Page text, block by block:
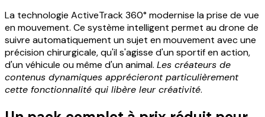
La technologie ActiveTrack 360° modernise la prise de vue
en mouvement. Ce système intelligent permet au drone de
suivre automatiquement un sujet en mouvement avec une
précision chirurgicale, qu'il s'agisse d'un sportif en action,
d'un véhicule ou même d'un animal. Les créateurs de
contenus dynamiques apprécieront particulièrement
cette fonctionnalité qui libère leur créativité.